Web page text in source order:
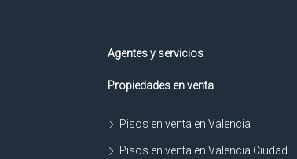
Agentes y servicios
Propiedades en venta
Pisos en venta en Valencia
Pisos en venta en Valencia Ciudad